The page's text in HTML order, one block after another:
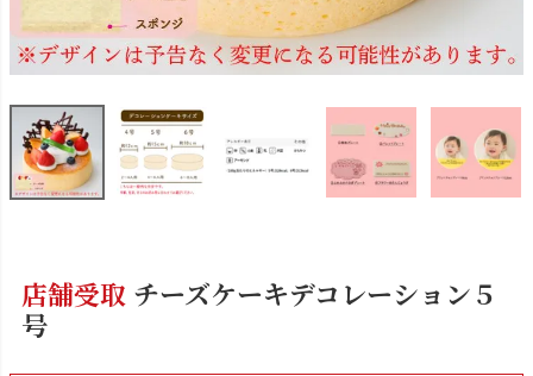
店舗受取 チーズケーキデコレーション５
号